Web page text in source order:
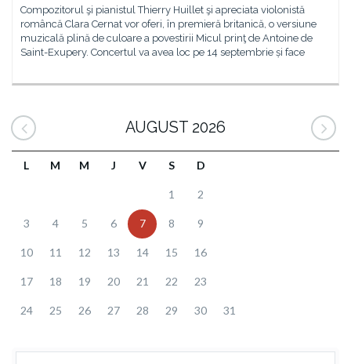
Compozitorul şi pianistul Thierry Huillet şi apreciata violonistă
româncă Clara Cernat vor oferi, în premieră britanică, o versiune
muzicală plină de culoare a povestirii Micul prinţ de Antoine de
Saint-Exupery. Concertul va avea loc pe 14 septembrie și face
AUGUST 2026
L M M J V S D
1 2
3 4 5 6 7 8 9
10 11 12 13 14 15 16
17 18 19 20 21 22 23
24 25 26 27 28 29 30 31